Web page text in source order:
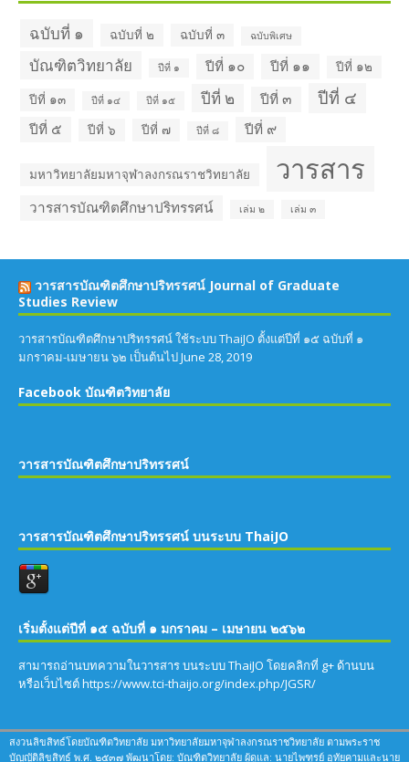
ฉบับที่ ๑ ฉบับที่ ๒ ฉบับที่ ๓ ฉบับพิเศษ
บัณฑิตวิทยาลัย ปีที่ ๑ ปีที่ ๑๐ ปีที่ ๑๑
ปีที่ ๑๒
ปีที่ ๑๓
ปีที่ ๑๔ ปีที่ ๑๕ ปีที่ ๒ ปีที่ ๓ ปีที่ ๔
ปีที่ ๕ ปีที่ ๖ ปีที่ ๗ ปีที่ ๘ ปีที่ ๙
มหาวิทยาลัยมหาจุฬาลงกรณราชวิทยาลัย วารสาร
วารสารบัณฑิตศึกษาปริทรรศน์ เล่ม ๒ เล่ม ๓
วารสารบัณฑิตศึกษาปริทรรศน์ Journal of Graduate
Studies Review
วารสารบัณฑิตศึกษาปริทรรศน์ ใช้ระบบ ThaiJO ตั้งแต่ปีที่ ๑๕ ฉบับที่ ๑
มกราคม-เมษายน ๖๒ เป็นต้นไปJune 28, 2019
Facebook บัณฑิตวิทยาลัย
วารสารบัณฑิตศึกษาปริทรรศน์
วารสารบัณฑิตศึกษาปริทรรศน์ บนระบบ ThaiJO
เริ่มตั้งแต่ปีที่ ๑๕ ฉบับที่ ๑ มกราคม – เมษายน ๒๕๖๒
สามารถอ่านบทความในวารสาร บนระบบ ThaiJO โดยคลิกที่ g+ ด้านบน
หรือเว็บไซต์ https://www.tci-thaijo.org/index.php/JGSR/
สงวนลิขสิทธ์โดยบัณฑิตวิทยาลัย มหาวิทยาลัยมหาจุฬาลงกรณราชวิทยาลัย ตามพระราช
บัญญัติลิขสิทธ์ พ.ศ. ๒๕๓๗ พัฒนาโดย: บัณฑิตวิทยาลัย ผู้ดูแล: นายไพฑูรย์ อุทัยคามและนาย